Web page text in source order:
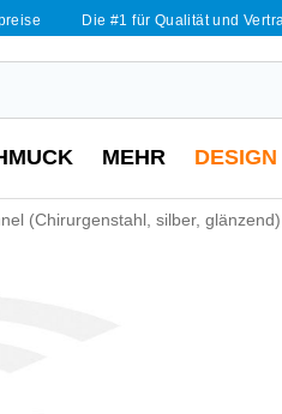
Die #1 für Qualität und
MEHR DESIGN
(Chirurgenstahl, silber,